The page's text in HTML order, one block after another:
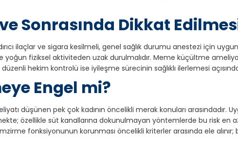
Sonrasında Dikkat
ilaçlar ve sigara kesilmeli, genel sağlık durumu anestezi için
yoğun fiziksel aktiviteden uzak durulmalıdır. Meme küçültme
hekim kontrolü ise iyileşme sürecinin sağlıklı ilerlemesi
Engel mi?
düşünen pek çok kadının öncelikli merak konuları arasındadır.
özellikle süt kanallarına dokunulmayan yöntemlerde bu risk en
fonksiyonunun korunması öncelikli kriterler arasında ele alınır;